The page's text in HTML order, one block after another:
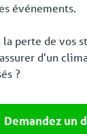
événements.
perte de vos
d'un
?
Demandez un